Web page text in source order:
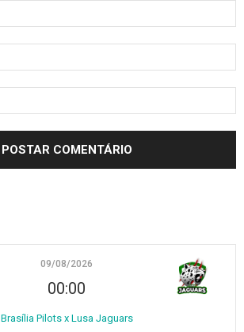
09/08/2026
00:00
Brasília Pilots x Lusa Jaguars